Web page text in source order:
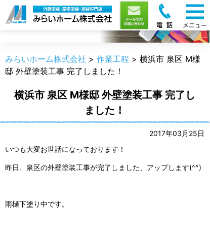
職人のうんちく
みらいホーム株式会社 > 作業工程 > 横浜市 泉区 M様
邸 外壁塗装工事 完了しました！
横浜市 泉区 M様邸 外壁塗装工事 完了し
ました！
2017年03月25日
いつも大変お世話になっております！
昨日、泉区の外壁塗装工事が完了しました、アップします(^^)
雨樋下塗り中です。